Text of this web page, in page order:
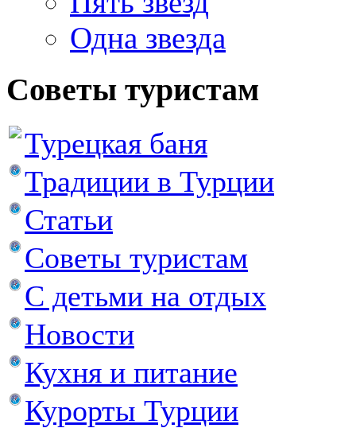
Одна звезда
Советы туристам
Турецкая баня
Традиции в Турции
Статьи
Советы туристам
С детьми на отдых
Новости
Кухня и питание
Курорты Турции